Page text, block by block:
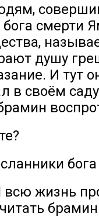
смерти
душу
И тут
в своём
всю жизнь